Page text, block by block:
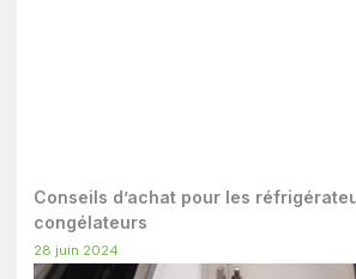
Conseils d’achat pour les
congélateurs
28 juin 2024